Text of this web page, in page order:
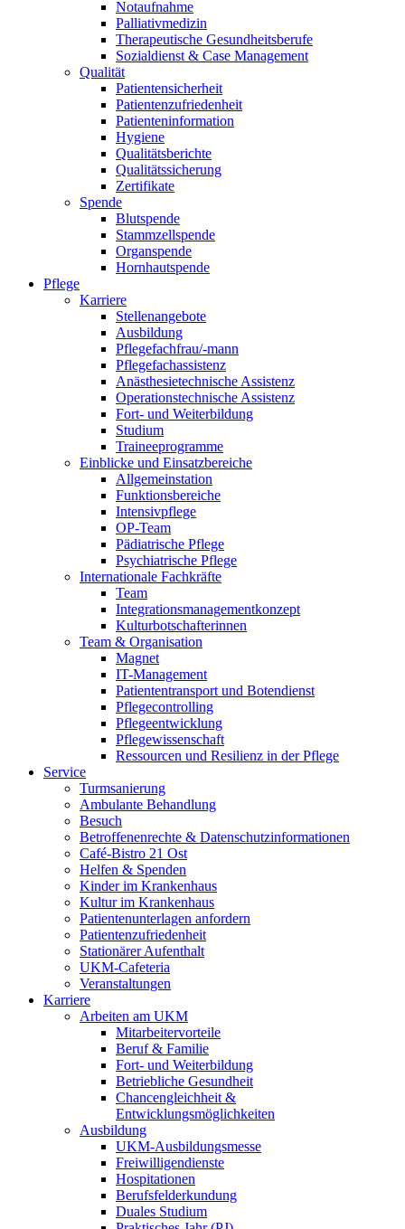
Notaufnahme
Palliativmedizin
Therapeutische Gesundheitsberufe
Sozialdienst & Case Management
Qualität
Patientensicherheit
Patientenzufriedenheit
Patienteninformation
Hygiene
Qualitätsberichte
Qualitätssicherung
Zertifikate
Spende
Blutspende
Stammzellspende
Organspende
Hornhautspende
Pflege
Karriere
Stellenangebote
Ausbildung
Pflegefachfrau/-mann
Pflegefachassistenz
Anästhesietechnische Assistenz
Operationstechnische Assistenz
Fort- und Weiterbildung
Studium
Traineeprogramme
Einblicke und Einsatzbereiche
Allgemeinstation
Funktionsbereiche
Intensivpflege
OP-Team
Pädiatrische Pflege
Psychiatrische Pflege
Internationale Fachkräfte
Team
Integrationsmanagementkonzept
Kulturbotschafterinnen
Team & Organisation
Magnet
IT-Management
Patiententransport und Botendienst
Pflegecontrolling
Pflegeentwicklung
Pflegewissenschaft
Ressourcen und Resilienz in der Pflege
Service
Turmsanierung
Ambulante Behandlung
Besuch
Betroffenenrechte & Datenschutzinformationen
Café-Bistro 21 Ost
Helfen & Spenden
Kinder im Krankenhaus
Kultur im Krankenhaus
Patientenunterlagen anfordern
Patientenzufriedenheit
Stationärer Aufenthalt
UKM-Cafeteria
Veranstaltungen
Karriere
Arbeiten am UKM
Mitarbeitervorteile
Beruf & Familie
Fort- und Weiterbildung
Betriebliche Gesundheit
Chancengleichheit &
Entwicklungsmöglichkeiten
Ausbildung
UKM-Ausbildungsmesse
Freiwilligendienste
Hospitationen
Berufsfelderkundung
Duales Studium